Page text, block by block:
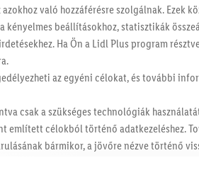
Még több
való hozzáférésre szolgálnak. Ezek
kényelmes beállításokhoz, statisztikák
Ha Ön a Lidl Plus program
az egyéni célokat, és további
csak a szükséges technológiák
említett célokból történő adatkezeléshez.
bármikor, a jövőre nézve történő